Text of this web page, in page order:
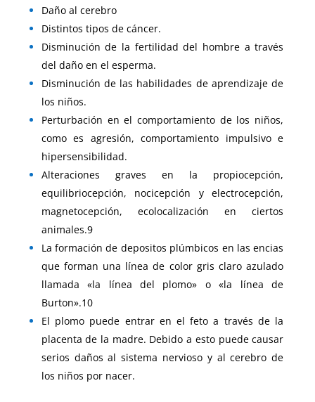
Daño al cerebro
Distintos tipos de cáncer.
Disminución de la fertilidad del hombre a través
del daño en el esperma.
Disminución de las habilidades de aprendizaje de
los niños.
Perturbación en el comportamiento de los niños,
como es agresión, comportamiento impulsivo e
hipersensibilidad.
Alteraciones graves en la propiocepción,
equilibriocepción, nocicepción y electrocepción,
magnetocepción, ecolocalización en ciertos
animales.9
La formación de depositos plúmbicos en las encias
que forman una línea de color gris claro azulado
llamada «la línea del plomo» o «la línea de
Burton».10
El plomo puede entrar en el feto a través de la
placenta de la madre. Debido a esto puede causar
serios daños al sistema nervioso y al cerebro de
los niños por nacer.